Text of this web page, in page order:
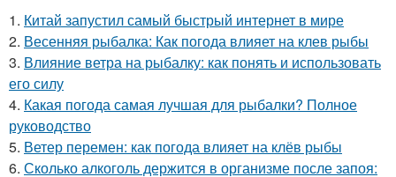
1. Китай запустил самый быстрый интернет в мире
2. Весенняя рыбалка: Как погода влияет на клев рыбы
3. Влияние ветра на рыбалку: как понять и использовать
его силу
4. Какая погода самая лучшая для рыбалки? Полное
руководство
5. Ветер перемен: как погода влияет на клёв рыбы
6. Сколько алкоголь держится в организме после запоя: